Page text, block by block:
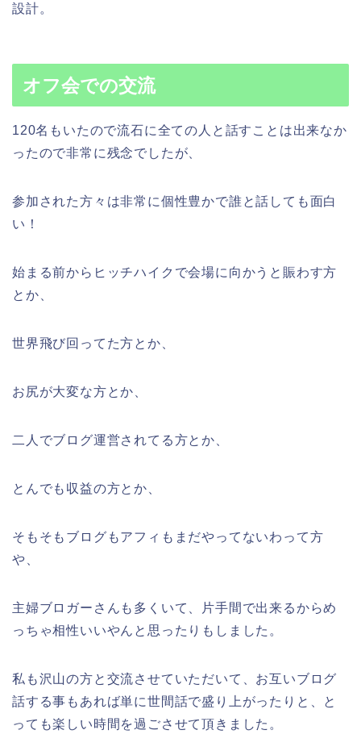
設計。
オフ会での交流
120名もいたので流石に全ての人と話すことは出来なか
ったので非常に残念でしたが、
参加された方々は非常に個性豊かで誰と話しても面白
い！
始まる前からヒッチハイクで会場に向かうと賑わす方
とか、
世界飛び回ってた方とか、
お尻が大変な方とか、
二人でブログ運営されてる方とか、
とんでも収益の方とか、
そもそもブログもアフィもまだやってないわって方
や、
主婦ブロガーさんも多くいて、片手間で出来るからめ
っちゃ相性いいやんと思ったりもしました。
私も沢山の方と交流させていただいて、お互いブログ
話する事もあれば単に世間話で盛り上がったりと、と
っても楽しい時間を過ごさせて頂きました。